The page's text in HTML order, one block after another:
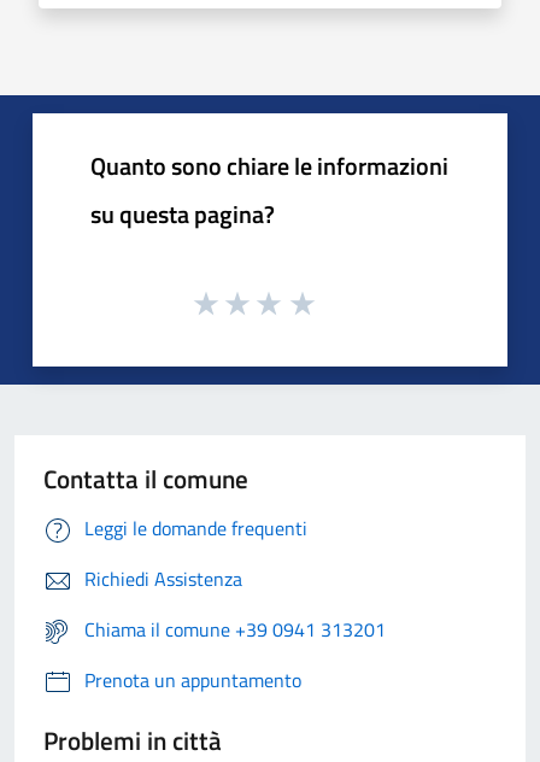
Quanto sono chiare le informazioni
su questa pagina?
Contatta il comune
Leggi le domande frequenti
Richiedi Assistenza
Chiama il comune +39 0941 313201
Prenota un appuntamento
Problemi in città